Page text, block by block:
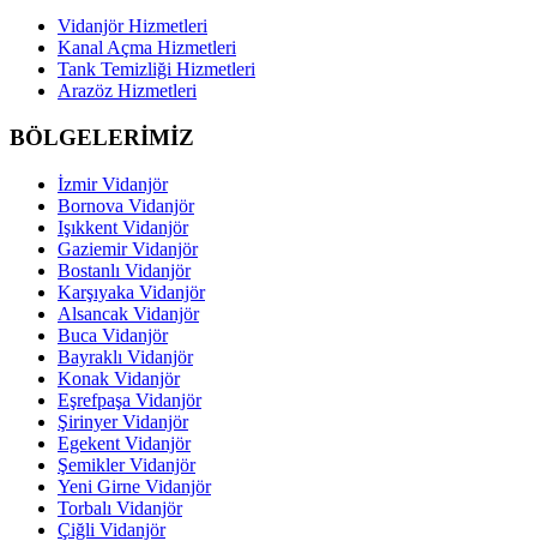
Vidanjör Hizmetleri
Kanal Açma Hizmetleri
Tank Temizliği Hizmetleri
Arazöz Hizmetleri
BÖLGELERİMİZ
İzmir Vidanjör
Bornova Vidanjör
Işıkkent Vidanjör
Gaziemir Vidanjör
Bostanlı Vidanjör
Karşıyaka Vidanjör
Alsancak Vidanjör
Buca Vidanjör
Bayraklı Vidanjör
Konak Vidanjör
Eşrefpaşa Vidanjör
Şirinyer Vidanjör
Egekent Vidanjör
Şemikler Vidanjör
Yeni Girne Vidanjör
Torbalı Vidanjör
Çiğli Vidanjör